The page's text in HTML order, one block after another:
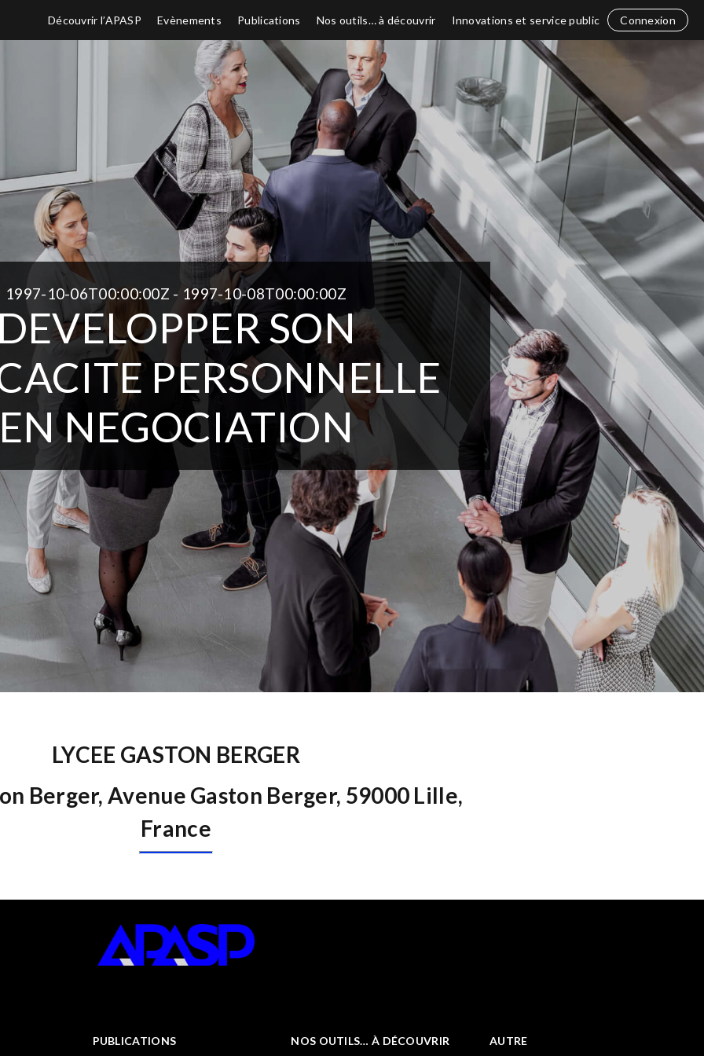
Découvrir l’APASP Evènements Publications Nos outils… à découvrir Innovations et service public Connexion
1997-10-06T00:00:00Z - 1997-10-08T00:00:00Z
SON
PERSONNELLE
NEGOCIATION
LYCEE GASTON BERGER
Berger, Avenue Gaston Berger, 59000 Lille,
France
PUBLICATIONS NOS OUTILS… À DÉCOUVRIR AUTRE